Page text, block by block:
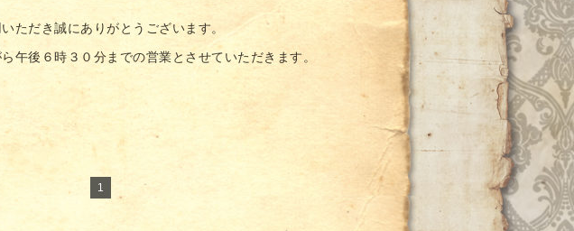
ただき誠にありがとうございます。
午後６時３０分までの営業とさせていただきます。
1